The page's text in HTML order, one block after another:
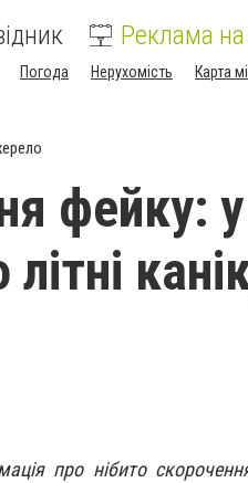
Реклама на
Погода Нерухомість Карта
фейку:
про нібито